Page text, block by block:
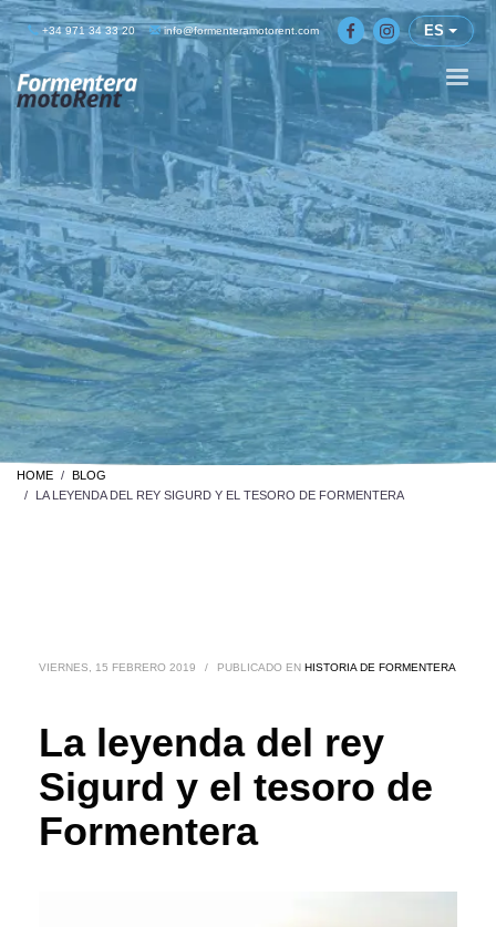
+34 971 34 33 20 info@formenteramotorent.com ES
HOME
BLOG
LA LEYENDA DEL REY SIGURD Y EL TESORO DE FORMENTERA
VIERNES, 15 FEBRERO 2019 / PUBLICADO EN HISTORIA DE FORMENTERA
La leyenda del rey
Sigurd y el tesoro de
Formentera